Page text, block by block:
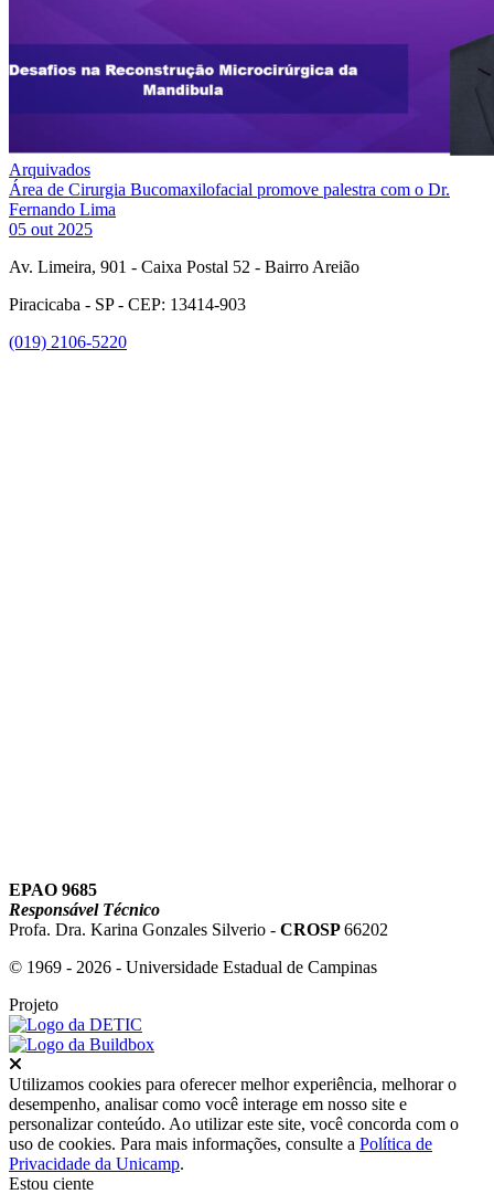
Arquivados
Área de Cirurgia Bucomaxilofacial promove palestra com o Dr.
Fernando Lima
05 out 2025
Av. Limeira, 901 - Caixa Postal 52 - Bairro Areião
Piracicaba - SP - CEP: 13414-903
(019) 2106-5220
EPAO 9685
Responsável Técnico
Profa. Dra. Karina Gonzales Silverio - CROSP66202
© 1969 - 2026 - Universidade Estadual de Campinas
Projeto
Utilizamos cookies para oferecer melhor experiência, melhorar o
desempenho, analisar como você interage em nosso site e
personalizar conteúdo. Ao utilizar este site, você concorda com o
uso de cookies. Para mais informações, consulte a Política de
Privacidade da Unicamp.
Estou ciente